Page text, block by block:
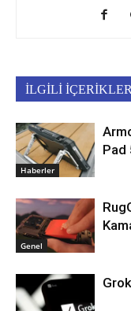
İLGİLİ İÇERİKLER
Haberler
Pad
Genel